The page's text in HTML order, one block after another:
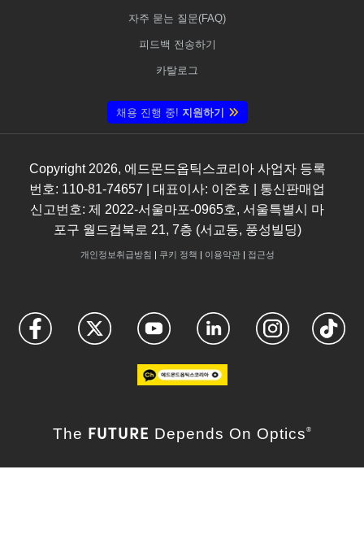
자주 묻는 질문(FAQ)
피드백 전송하기
카탈로그
채용 진행 중! 지원하기
Copyright2026, 에드몬드옵틱스코리아 사업자 등록
번호: 110-81-74657 | 대표이사: 이준호 | 통신판매업
신고번호: 제 2022-서울마포-0965호, 서울특별시 마
포구 월드컵북로 21, 7층 (서교동, 풍성빌딩)
개인정보취급방침 쿠키 정책 이용약관| 접근성
The FUTURE Depends On Optics ®